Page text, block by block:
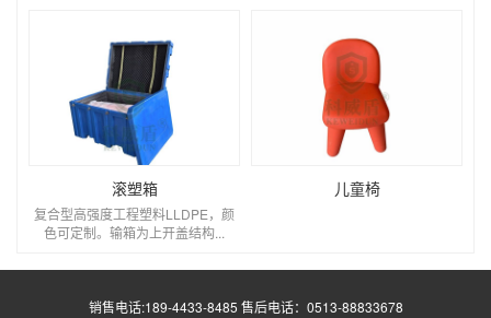
滚塑箱
复合型高强度工程塑料LLDPE，颜
色可定制。输箱为上开盖结构...
儿童椅
销售电话:189-4433-8485 售后电话：0513-88833678